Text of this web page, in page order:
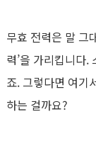
무효 전력은 말 그
력’을 가리킵니다.
죠. 그렇다면 여기
하는 걸까요?